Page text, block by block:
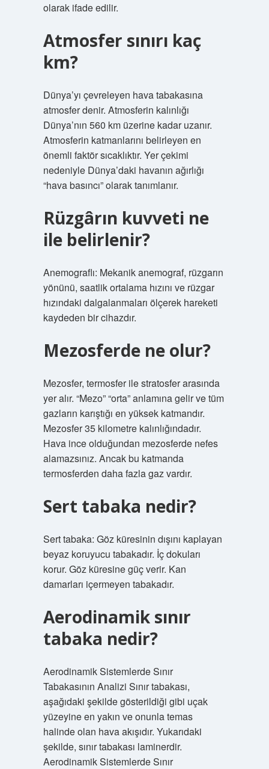
olarak ifade edilir.
Atmosfer sınırı kaç
km?
Dünya’yı çevreleyen hava tabakasına
atmosfer denir. Atmosferin kalınlığı
Dünya’nın 560 km üzerine kadar uzanır.
Atmosferin katmanlarını belirleyen en
önemli faktör sıcaklıktır. Yer çekimi
nedeniyle Dünya’daki havanın ağırlığı
“hava basıncı” olarak tanımlanır.
Rüzgârın kuvveti ne
ile belirlenir?
Anemograflı: Mekanik anemograf, rüzgarın
yönünü, saatlik ortalama hızını ve rüzgar
hızındaki dalgalanmaları ölçerek hareketi
kaydeden bir cihazdır.
Mezosferde ne olur?
Mezosfer, termosfer ile stratosfer arasında
yer alır. “Mezo” “orta” anlamına gelir ve tüm
gazların karıştığı en yüksek katmandır.
Mezosfer 35 kilometre kalınlığındadır.
Hava ince olduğundan mezosferde nefes
alamazsınız. Ancak bu katmanda
termosferden daha fazla gaz vardır.
Sert tabaka nedir?
Sert tabaka: Göz küresinin dışını kaplayan
beyaz koruyucu tabakadır. İç dokuları
korur. Göz küresine güç verir. Kan
damarları içermeyen tabakadır.
Aerodinamik sınır
tabaka nedir?
Aerodinamik Sistemlerde Sınır
Tabakasının Analizi Sınır tabakası,
aşağıdaki şekilde gösterildiği gibi uçak
yüzeyine en yakın ve onunla temas
halinde olan hava akışıdır. Yukarıdaki
şekilde, sınır tabakası laminerdir.
Aerodinamik Sistemlerde Sınır